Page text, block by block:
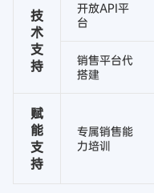
技
术
支
持
开放API平
台
销售平台代
搭建
赋
能
支
持
专属销售能
力培训